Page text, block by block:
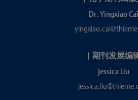
Dr. Yingxiao Cai
| 期刊发展编
Jessica Liu